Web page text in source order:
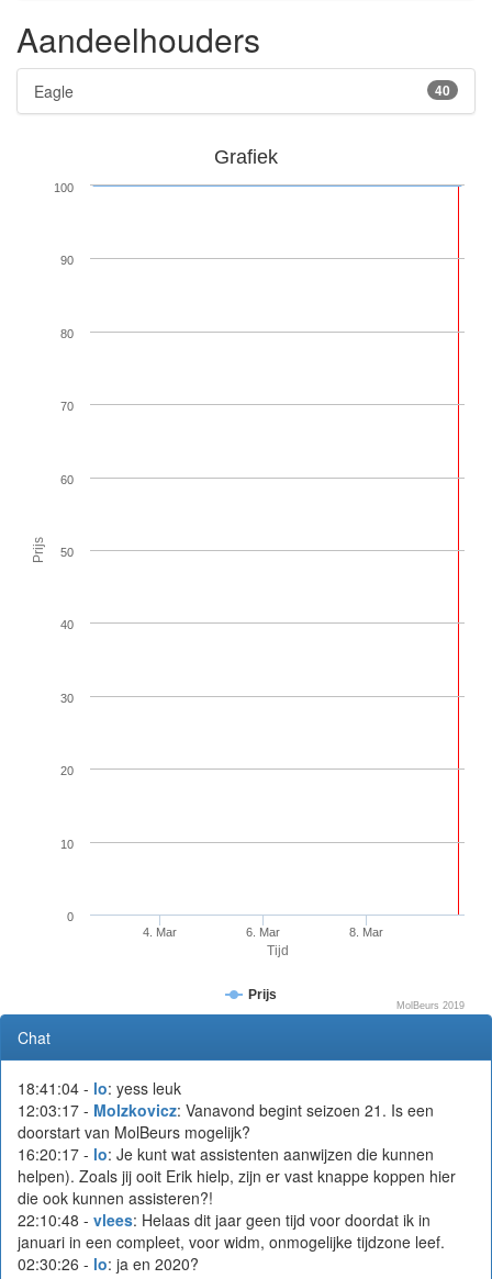
Aandeelhouders
40
Eagle
Tijd
Prijs
Grafiek
Prijs
4. Mar 6. Mar 8. Mar
0
10
20
30
40
50
60
70
80
90
100
MolBeurs 2019
Chat
18:41:04 - lo: yess leuk
12:03:17 - Molzkovicz: Vanavond begint seizoen 21. Is een
doorstart van MolBeurs mogelijk?
16:20:17 - lo: Je kunt wat assistenten aanwijzen die kunnen
helpen). Zoals jij ooit Erik hielp, zijn er vast knappe koppen hier
die ook kunnen assisteren?!
22:10:48 - vlees: Helaas dit jaar geen tijd voor doordat ik in
januari in een compleet, voor widm, onmogelijke tijdzone leef.
02:30:26 - lo: ja en 2020?